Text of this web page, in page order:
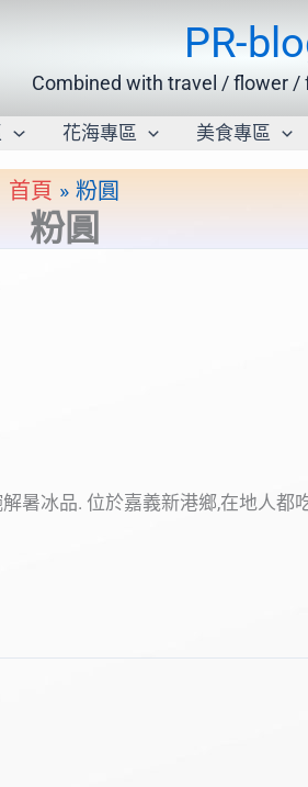
PR-
Combined with travel / flower /
花海專區 美食專區
首頁 粉圓
粉圓
暑冰品. 位於嘉義新港鄉,在地人都